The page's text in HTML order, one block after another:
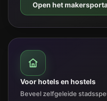
Open het
Voor hotels en hostels
Beveel zelfgeleide